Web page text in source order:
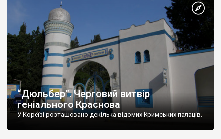
“Дюльбер”. Черговий витвір
геніального Краснова
У Кореїзі розташовано декілька відомих Кримських палаців.